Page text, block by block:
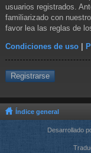
usuarios registrados.
familiarizado con
favor lea las reglas de
Condiciones de uso |
Registrarse
Índice general
Desarrollado